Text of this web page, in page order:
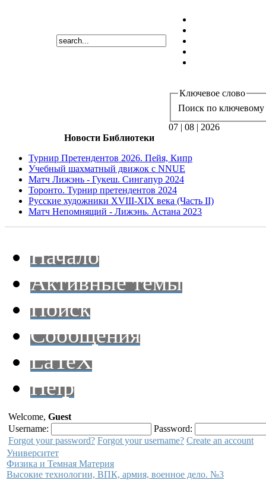
Ключевое слово
Поиск по ключевому
07 | 08 | 2026
Новости Библиотеки
Турнир Претендентов 2026. Пейя, Кипр
Учебный шахматный движок с NNUE
Матч Лижэнь - Гукеш. Сингапур 2024
Торонто. Турнир претендентов 2024
Русские художники XVIII-XIX века (Часть II)
Матч Непомнящий - Лижэнь. Астана 2023
Начало
Активные темы
Поиск
Сообщения
LaTeX
Help
Welcome, Guest
Username:
Password:
Forgot your password? Forgot your username? Create an account
Университет
Физика и Темная Материя
Высокие технологии, ВПК, армия, военное дело. №3